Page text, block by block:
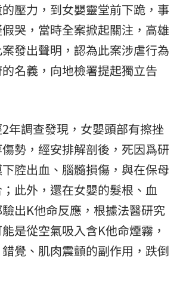
壓力，到女嬰靈堂前下跪，事
哭，當時全案掀起關注，高雄
發出聲明，認為此案涉虐行為
名義，向地檢署提起獨立告
年調查發現，女嬰頭部有擦挫
勢，經安排解剖後，死因爲研
腔出血、腦髓損傷，與在保母
此外，還在女嬰的髮根、血
出K他命反應，根據法醫研究
是從空氣吸入含K他命煙霧，
覺、肌肉震顫的副作用，跌倒